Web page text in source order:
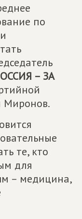
по
– ЗА
Миронов.
те, кто
для
– медицина,